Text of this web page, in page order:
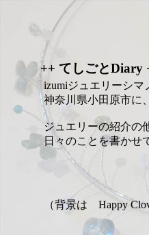
++ てしごとDiary
izumiジュエリーシマ
神奈川県小田原市に
ジュエリーの紹介の
日々のことを書かせ
（背景は Happy